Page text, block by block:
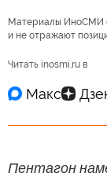
Материалы ИноСМИ
и не отражают
Читать inosmi.ru в
Пентагон